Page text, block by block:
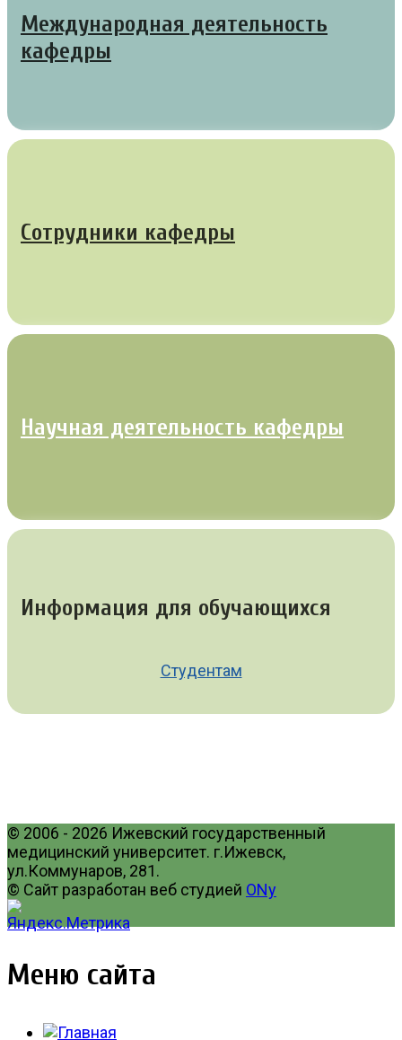
Международная деятельность
кафедры
Сотрудники кафедры
Научная деятельность кафедры
Информация для обучающихся
Студентам
© 2006 - 2026 Ижевский государственный
медицинский университет. г.Ижевск,
ул.Коммунаров, 281.
© Сайт разработан веб студией ONy
Меню сайта